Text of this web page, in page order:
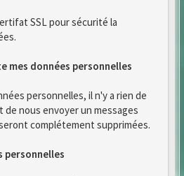
SSL pour sécurité la
mes données personnelles
personnelles, il n'y a rien de
de nous envoyer un messages
complétement supprimées.
personnelles